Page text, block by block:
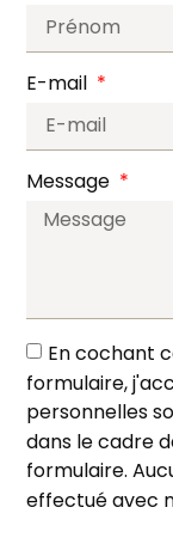
E-mail
Message
En cochant
formulaire,
personnelles
dans le cadre
formulaire.
effectué avec